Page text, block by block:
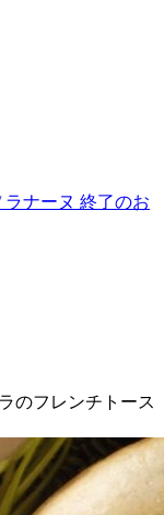
ラナーヌ 終了のお
のフレンチトース